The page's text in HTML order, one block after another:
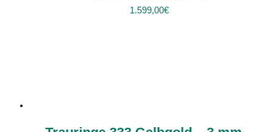
1.599,00€